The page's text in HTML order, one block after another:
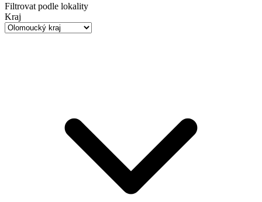
Filtrovat podle lokality
Kraj